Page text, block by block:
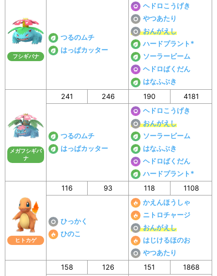
フシギバナ
つるのムチ
はっぱカッター
ヘドロこうげき
やつあたり
おんがえし
ハードプラント*
ソーラービーム
ヘドロばくだん
はなふぶき
メガフシギバ
ナ
241 246 190 4181
つるのムチ
はっぱカッター
ヘドロこうげき
おんがえし
ソーラービーム
はなふぶき
ヘドロばくだん
ハードプラント*
ヒトカゲ
116 93 118 1108
ひっかく
ひのこ
かえんほうしゃ
ニトロチャージ
おんがえし
はじけるほのお
やつあたり
158 126 151 1868